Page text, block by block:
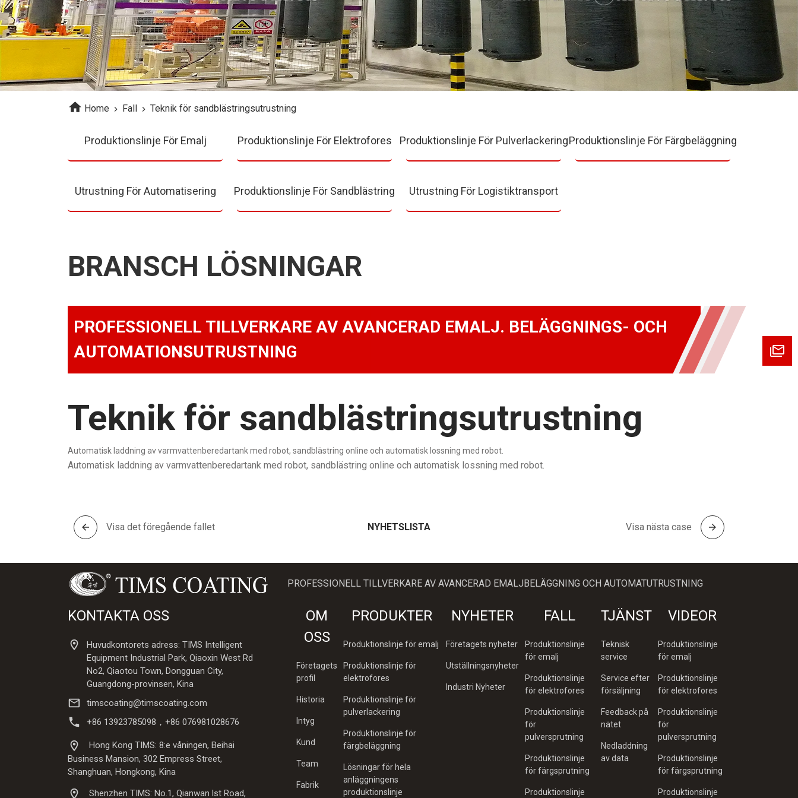
Home Fall Teknik för sandblästringsutrustning
Produktionslinje För Emalj Produktionslinje För Elektrofores Produktionslinje För PulverlackeringProduktionslinje För Färgbeläggning
Utrustning För Automatisering Produktionslinje För Sandblästring Utrustning För Logistiktransport
BRANSCH LÖSNINGAR
PROFESSIONELL TILLVERKARE AV AVANCERAD EMALJ. BELÄGGNINGS- OCH
AUTOMATIONSUTRUSTNING
Teknik för sandblästringsutrustning
Automatisk laddning av varmvattenberedartank med robot, sandblästring online och automatisk lossning med robot.
Automatisk laddning av varmvattenberedartank med robot, sandblästring online och automatisk lossning med robot.
Visa det föregående fallet NYHETSLISTA Visa nästa case
PROFESSIONELL TILLVERKARE AV AVANCERAD EMALJBELÄGGNING OCH AUTOMATUTRUSTNING
KONTAKTA OSS
Huvudkontorets adress: TIMS Intelligent
Equipment Industrial Park, Qiaoxin West Rd
No2, Qiaotou Town, Dongguan City,
Guangdong-provinsen, Kina
timscoating@timscoating.com
+86 13923785098，+86 076981028676
Hong Kong TIMS: 8:e våningen, Beihai
Business Mansion, 302 Empress Street,
Shanghuan, Hongkong, Kina
Shenzhen TIMS: No.1, Qianwan lst Road,
OM
OSS
Företagets
profil
Historia
Intyg
Kund
Team
Fabrik
PRODUKTER
Produktionslinje för emalj
Produktionslinje för
elektrofores
Produktionslinje för
pulverlackering
Produktionslinje för
färgbeläggning
Lösningar för hela
anläggningens
produktionslinje
NYHETER
Företagets nyheter
Utställningsnyheter
Industri Nyheter
FALL
Produktionslinje
för emalj
Produktionslinje
för elektrofores
Produktionslinje
för
pulversprutning
Produktionslinje
för färgsprutning
Produktionslinje
TJÄNST
Teknisk
service
Service efter
försäljning
Feedback på
nätet
Nedladdning
av data
VIDEOR
Produktionslinje
för emalj
Produktionslinje
för elektrofores
Produktionslinje
för
pulversprutning
Produktionslinje
för färgsprutning
Produktionslinje